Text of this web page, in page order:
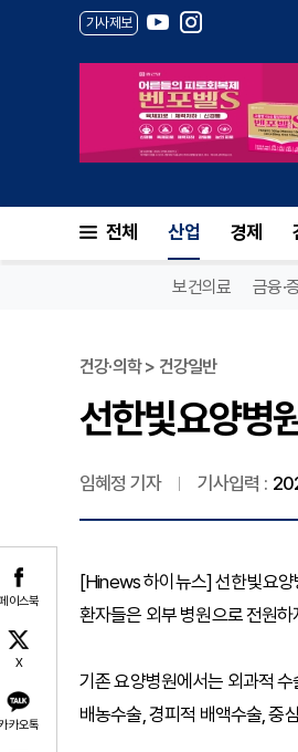
기사제보
전체 산업 경제
보건의료 금융·
이스북
X
카오톡
건강·의학 > 건강일반
선한빛요양병
임혜정 기자 기사입력 :
[Hinews 하이뉴스] 선한빛요양
환자들은 외부 병원으로 전원
기존 요양병원에서는 외과적
배농수술, 경피적 배액수술, 중